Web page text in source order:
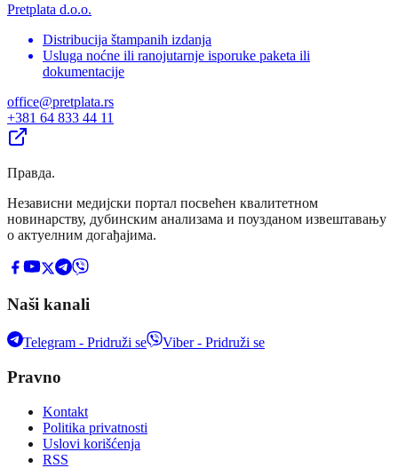
Pretplata d.o.o.
Distribucija štampanih izdanja
Usluga noćne ili ranojutarnje isporuke paketa ili
dokumentacije
office@pretplata.rs
+381 64 833 44 11
Правда.
Независни медијски портал посвећен квалитетном
новинарству, дубинским анализама и поузданом извештавању
о актуелним догађајима.
Naši kanali
Telegram - Pridruži se Viber - Pridruži se
Pravno
Kontakt
Politika privatnosti
Uslovi korišćenja
RSS